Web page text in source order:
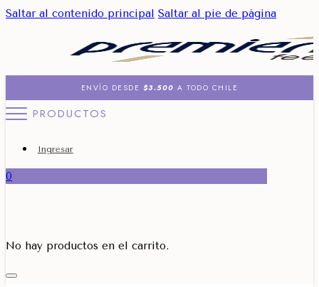
Saltar al contenido principal Saltar al pie de página
ENVÍO DESDE $3.500 A TODO CHILE
PRODUCTOS
Ingresar
0
No hay productos en el carrito.